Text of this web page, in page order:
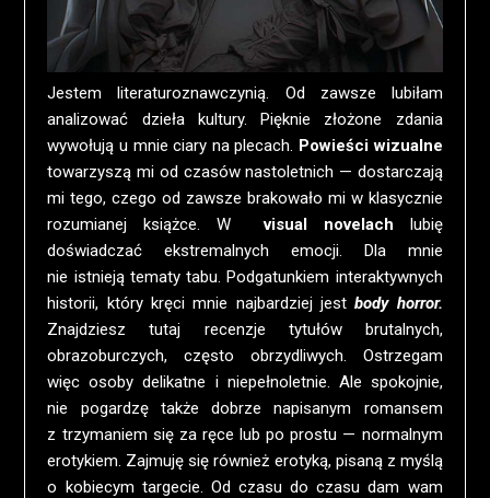
Jestem literaturoznawczynią. Od zawsze lubiłam
analizować dzieła kultury. Pięknie złożone zdania
wywołują u mnie ciary na plecach. Powieści wizualne
towarzyszą mi od czasów nastoletnich — dostarczają
mi tego, czego od zawsze brakowało mi w klasycznie
rozumianej książce. W
visual novelach lubię
doświadczać ekstremalnych emocji. Dla mnie
nie istnieją tematy tabu. Podgatunkiem interaktywnych
historii, który kręci mnie najbardziej jestbody horror.
Znajdziesz tutaj recenzje tytułów brutalnych,
obrazoburczych, często obrzydliwych. Ostrzegam
więc osoby delikatne i niepełnoletnie. Ale spokojnie,
nie pogardzę także dobrze napisanym romansem
z trzymaniem się za ręce lub po prostu — normalnym
erotykiem. Zajmuję się również erotyką, pisaną z myślą
o kobiecym targecie. Od czasu do czasu dam wam